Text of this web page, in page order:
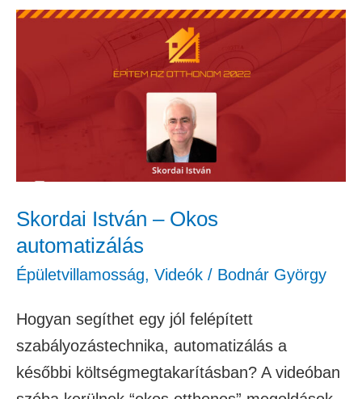
Skordai István – Okos
automatizálás
Épületvillamosság, Videók / Bodnár György
Hogyan segíthet egy jól felépített
szabályozástechnika, automatizálás a
későbbi költségmegtakarításban? A videóban
Skordai
automatizálás